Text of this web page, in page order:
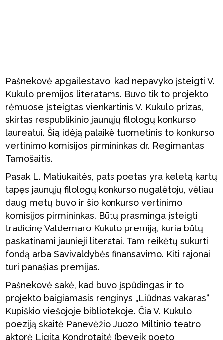
Pašnekovė apgailestavo, kad nepavyko įsteigti V.
Kukulo premijos literatams. Buvo tik to projekto
rėmuose įsteigtas vienkartinis V. Kukulo prizas,
skirtas respublikinio jaunųjų filologų konkurso
laureatui. Šią idėją palaikė tuometinis to konkurso
vertinimo komisijos pirmininkas dr. Regimantas
Tamošaitis.
Pasak L. Matiukaitės, pats poetas yra keletą kartų
tapęs jaunųjų filologų konkurso nugalėtoju, vėliau
daug metų buvo ir šio konkurso vertinimo
komisijos pirmininkas. Būtų prasminga įsteigti
tradicinę Valdemaro Kukulo premiją, kuria būtų
paskatinami jaunieji literatai. Tam reikėtų sukurti
fondą arba Savivaldybės finansavimo. Kiti rajonai
turi panašias premijas.
Pašnekovė sakė, kad buvo įspūdingas ir to
projekto baigiamasis renginys „Liūdnas vakaras“
Kupiškio viešojoje bibliotekoje. Čia V. Kukulo
poeziją skaitė Panevėžio Juozo Miltinio teatro
aktorė Ligita Kondrotaitė (beveik poeto